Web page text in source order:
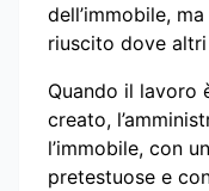
dell’immobile,
riuscito dove
Quando il lavoro
creato,
l’immobile, con
pretestuose e